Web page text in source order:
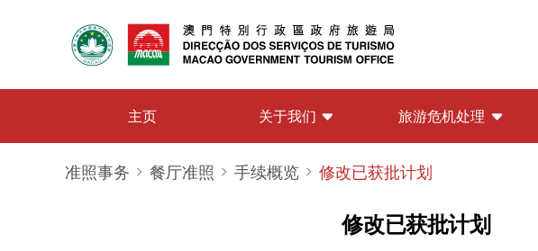
主页 关于我们 旅游危机处理
准照事务 餐厅准照 手续概览 修改已获批计划
修改已获批计划